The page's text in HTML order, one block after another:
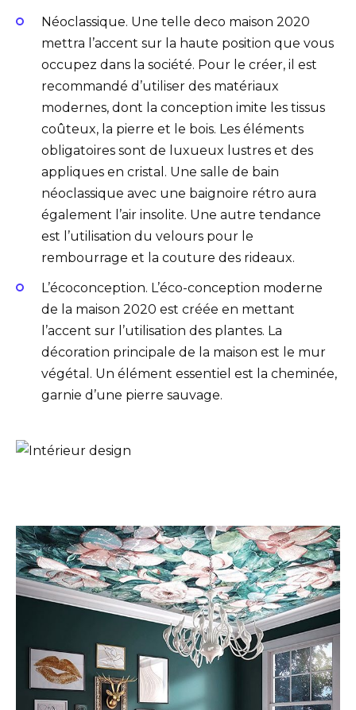
Néoclassique. Une telle deco maison 2020
mettra l’accent sur la haute position que vous
occupez dans la société. Pour le créer, il est
recommandé d’utiliser des matériaux
modernes, dont la conception imite les tissus
coûteux, la pierre et le bois. Les éléments
obligatoires sont de luxueux lustres et des
appliques en cristal. Une salle de bain
néoclassique avec une baignoire rétro aura
également l’air insolite. Une autre tendance
est l’utilisation du velours pour le
rembourrage et la couture des rideaux.
L’écoconception. L’éco-conception moderne
de la maison 2020 est créée en mettant
l’accent sur l’utilisation des plantes. La
décoration principale de la maison est le mur
végétal. Un élément essentiel est la cheminée,
garnie d’une pierre sauvage.